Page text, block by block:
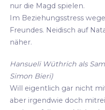
nur die Magd spielen.
Im Beziehungsstress
Freundes. Neidisch auf
näher.
Hansueli Wüthrich als
Simon Bieri)
Will eigentlich gar nicht
aber irgendwie doch